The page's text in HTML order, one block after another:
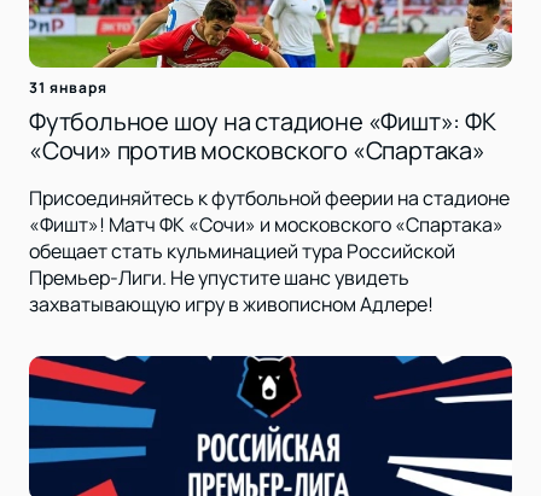
31 января
Футбольное шоу на стадионе «Фишт»: ФК
«Сочи» против московского «Спартака»
Присоединяйтесь к футбольной феерии на стадионе
«Фишт»! Матч ФК «Сочи» и московского «Спартака»
обещает стать кульминацией тура Российской
Премьер-Лиги. Не упустите шанс увидеть
захватывающую игру в живописном Адлере!